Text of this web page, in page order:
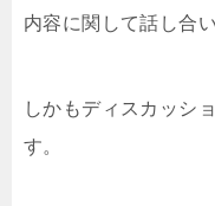
内容に関して話し合
しかもディスカッシ
す。